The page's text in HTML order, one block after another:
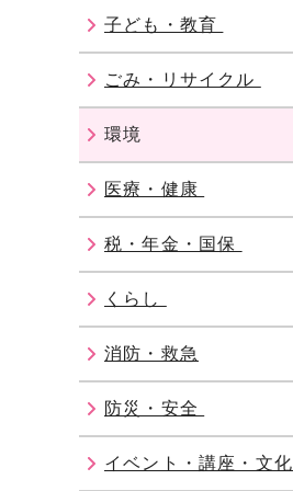
子ども・教育
ごみ・リサイクル
環境
医療・健康
税・年金・国保
くらし
消防・救急
防災・安全
イベント・講座・文化